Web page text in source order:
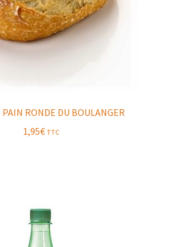
PAIN RONDE DU BOULANGER
1,95€ TTC